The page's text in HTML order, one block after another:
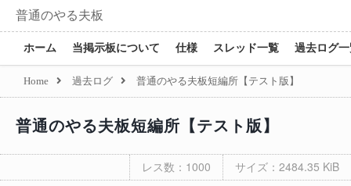
普通のやる夫板
ホーム 当掲示板について 仕様 スレッド一覧 過去ログ
Home 過去ログ 普通のやる夫板短編所【テスト版】
普通のやる夫板短編所【テスト版】
レス数：1000 サイズ：2484.35 KiB